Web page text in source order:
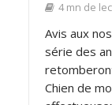
4 mn de
Avis aux
série des
Chien de